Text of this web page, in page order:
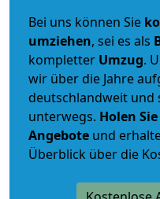
Bei uns können Sie
umziehen, sei es als
kompletter Umzug.
wir über die Jahre
deutschlandweit
unterwegs. Holen
Angebote und
Überblick über die